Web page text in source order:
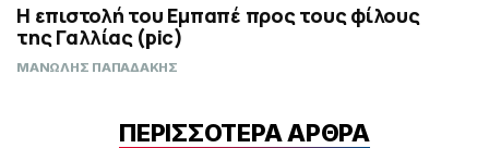
Η επιστολή του Εμπαπέ προς τους φίλους
της Γαλλίας (pic)
ΜΑΝΩΛΗΣ ΠΑΠΑΔΑΚΗΣ
ΠΕΡΙΣΣΟΤΕΡΑ ΑΡΘΡΑ